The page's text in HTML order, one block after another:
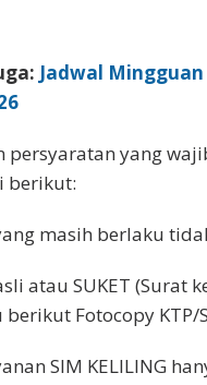
Jadwal
persyaratan yang
berikut:
masih berlaku
atau SUKET (Surat
Fotocopy KTP/
SIM KELILING